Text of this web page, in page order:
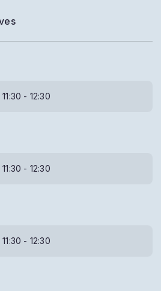
11:30 - 12:30
11:30 - 12:30
11:30 - 12:30